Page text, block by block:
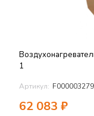
1
Артикул:
62 083 ₽